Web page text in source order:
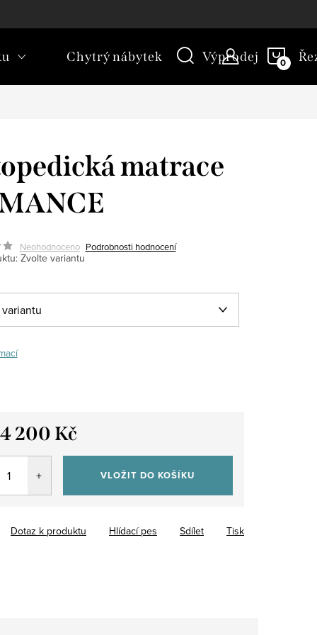
Chytrý nábytek Výprodej
matrace
Neohodnoceno Podrobnosti hodnocení
Zvolte variantu
200 Kč
VLOŽIT DO KOŠÍKU
Tisk
Dotaz k produktu Hlídací pes Sdílet